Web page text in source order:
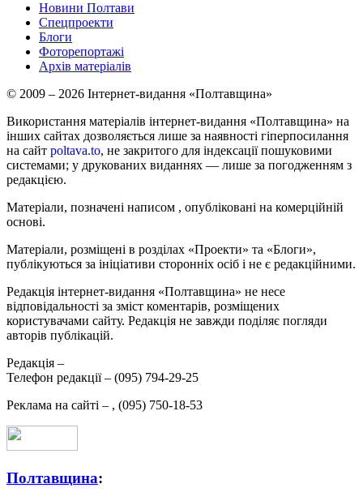
Новини Полтави
Спецпроекти
Блоги
Фоторепортажі
Архів матеріалів
© 2009 – 2026 Інтернет-видання «Полтавщина»
Використання матеріалів інтернет-видання «Полтавщина» на
інших сайтах дозволяється лише за наявності гіперпосилання
на сайт poltava.to, не закритого для індексації пошуковими
системами; у друкованих виданнях — лише за погодженням з
редакцією.
Матеріали, позначені написом , опубліковані на комерційній
основі.
Матеріали, розміщені в розділах «Проекти» та «Блоги»,
публікуються за ініціативи сторонніх осіб і не є редакційними.
Редакція інтернет-видання «Полтавщина» не несе
відповідальності за зміст коментарів, розміщених
користувачами сайту. Редакція не завжди поділяє погляди
авторів публікацій.
Редакція –
Телефон редакції – (095) 794-29-25
Реклама на сайті – , (095) 750-18-53
Полтавщина: